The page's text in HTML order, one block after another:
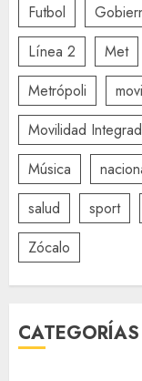
Futbol
Línea 2
Met
Metrópoli
Movilidad
Música
salud
sport
Zócalo
CATEGORÍAS